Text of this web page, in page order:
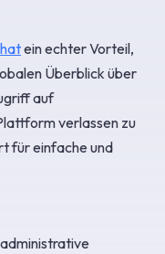
ein echter Vorteil,
Überblick über
auf
verlassen zu
für einfache und